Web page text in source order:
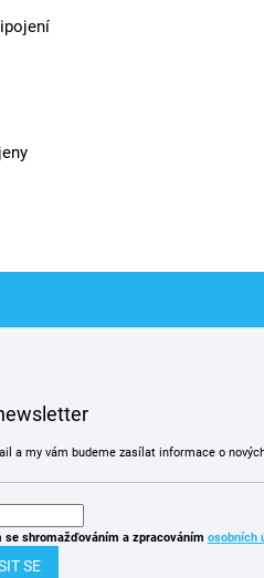
a my vám budeme zasílat informace o
se shromažďováním a zpracováním osobních
SE